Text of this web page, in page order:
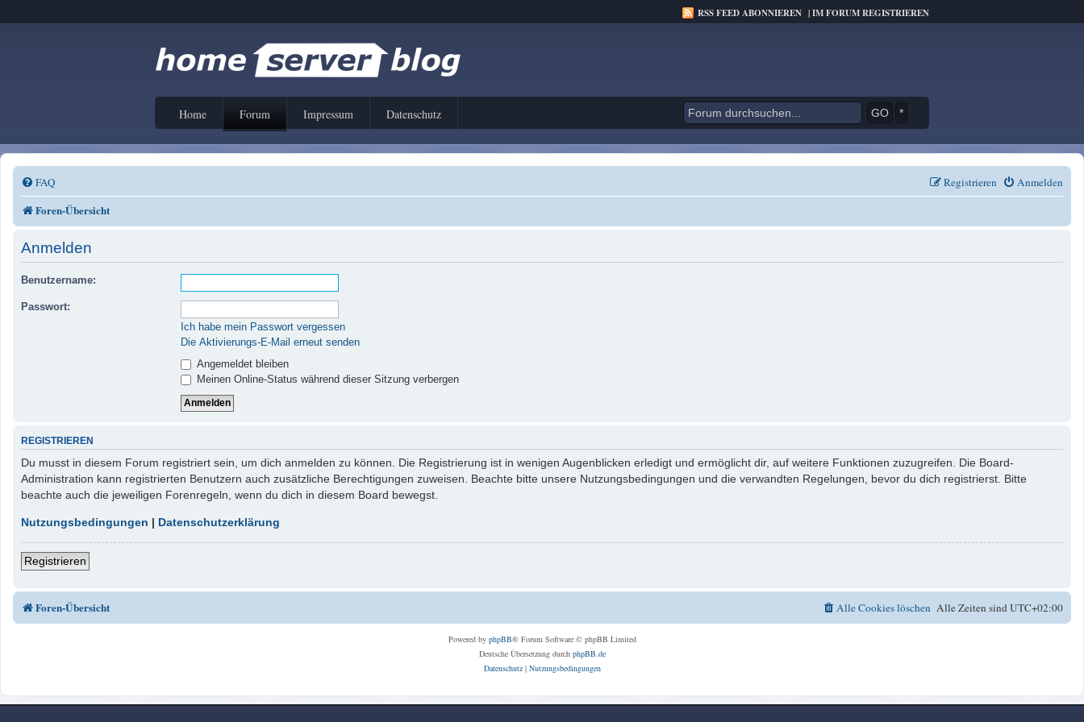
RSS FEED ABONNIEREN |IM FORUM REGISTRIEREN
Home Forum Impressum Datenschutz *
FAQ Anmelden
Registrieren
Foren-Übersicht
Anmelden
Benutzername:
Passwort:
Ich habe mein Passwort vergessen
Die Aktivierungs-E-Mail erneut senden
Angemeldet bleiben
Meinen Online-Status während dieser Sitzung verbergen
REGISTRIEREN
Du musst in diesem Forum registriert sein, um dich anmelden zu können. Die Registrierung ist in wenigen Augenblicken erledigt und ermöglicht dir, auf weitere Funktionen zuzugreifen. Die Board-
Administration kann registrierten Benutzern auch zusätzliche Berechtigungen zuweisen. Beachte bitte unsere Nutzungsbedingungen und die verwandten Regelungen, bevor du dich registrierst. Bitte
beachte auch die jeweiligen Forenregeln, wenn du dich in diesem Board bewegst.
Nutzungsbedingungen | Datenschutzerklärung
Registrieren
Foren-Übersicht Alle Zeiten sindUTC+02:00
Alle Cookies löschen
Powered by phpBB® Forum Software © phpBB Limited
Deutsche Übersetzung durch phpBB.de
Datenschutz| Nutzungsbedingungen